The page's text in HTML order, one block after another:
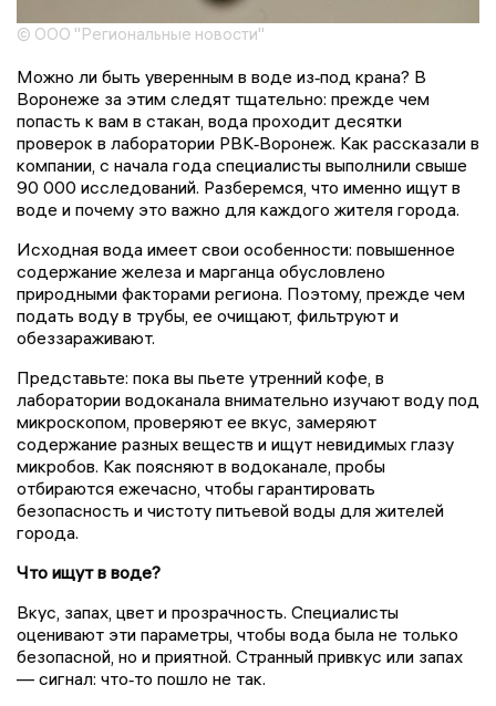
© ООО "Региональные новости"
Можно ли быть уверенным в воде из‑под крана? В
Воронеже за этим следят тщательно: прежде чем
попасть к вам в стакан, вода проходит десятки
проверок в лаборатории РВК‑Воронеж. Как рассказали в
компании, с начала года специалисты выполнили свыше
90 000 исследований. Разберемся, что именно ищут в
воде и почему это важно для каждого жителя города.
Исходная вода имеет свои особенности: повышенное
содержание железа и марганца обусловлено
природными факторами региона. Поэтому, прежде чем
подать воду в трубы, ее очищают, фильтруют и
обеззараживают.
Представьте: пока вы пьете утренний кофе, в
лаборатории водоканала внимательно изучают воду под
микроскопом, проверяют ее вкус, замеряют
содержание разных веществ и ищут невидимых глазу
микробов. Как поясняют в водоканале, пробы
отбираются ежечасно, чтобы гарантировать
безопасность и чистоту питьевой воды для жителей
города.
Что ищут в воде?
Вкус, запах, цвет и прозрачность. Специалисты
оценивают эти параметры, чтобы вода была не только
безопасной, но и приятной. Странный привкус или запах
— сигнал: что‑то пошло не так.